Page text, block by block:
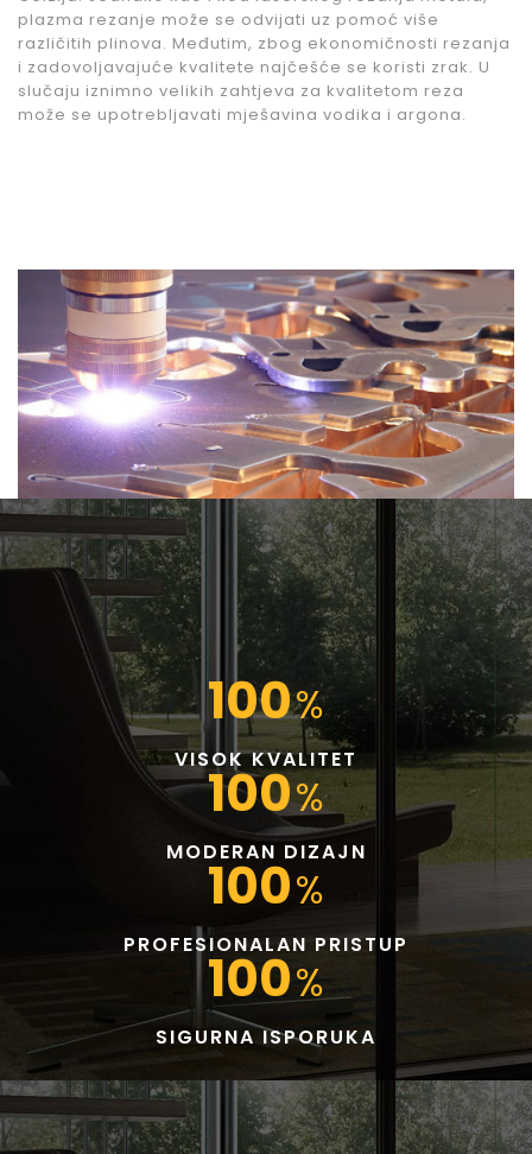
plazma rezanje može se odvijati uz pomoć više
različitih plinova. Međutim, zbog ekonomičnosti rezanja
i zadovoljavajuće kvalitete najčešće se koristi zrak. U
slučaju iznimno velikih zahtjeva za kvalitetom reza
može se upotrebljavati mješavina vodika i argona.
100%
VISOK KVALITET
100%
MODERAN DIZAJN
100%
PROFESIONALAN PRISTUP
100%
SIGURNA ISPORUKA